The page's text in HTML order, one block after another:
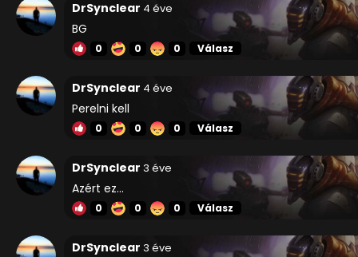
DrSynclear 4 éve
BG
0 0 0 Válasz
DrSynclear 4 éve
Perelni kell
0 0 0 Válasz
DrSynclear 3 éve
Azért ez...
0 0 0 Válasz
DrSynclear 3 éve